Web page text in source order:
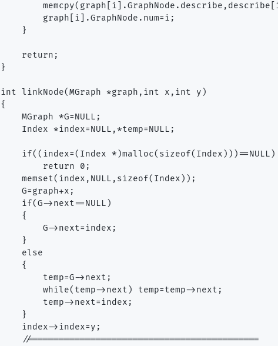
        graph[i].GraphNode.num=i;
    }
    return;
}
int linkNode(MGraph *graph,int x,int y)
{
    MGraph *G=NULL;
    Index *index=NULL,*temp=NULL;
    if((index=(Index *)malloc(sizeof(Index)))==NULL)
        return 0;
    memset(index,NULL,sizeof(Index));
    G=graph+x;
    if(G->next==NULL)
    {
        G->next=index;
    }
    else
    {
        temp=G->next;
        while(temp->next) temp=temp->next;
        temp->next=index;
    }
    index->index=y;
    //===========================================